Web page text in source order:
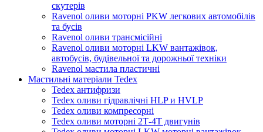
скутерів
Ravenol оливи моторні PKW легкових автомобілів
та бусів
Ravenol оливи трансмісійні
Ravenol оливи моторні LKW вантажівок,
автобусів, будівельної та дорожньої техніки
Ravenol мастила пластичні
Мастильні матеріали Tedex
Tedex антифризи
Tedex оливи гідравлічні HLP и HVLP
Tedex оливи компресорні
Tedex оливи моторні 2Т-4Т двигунів